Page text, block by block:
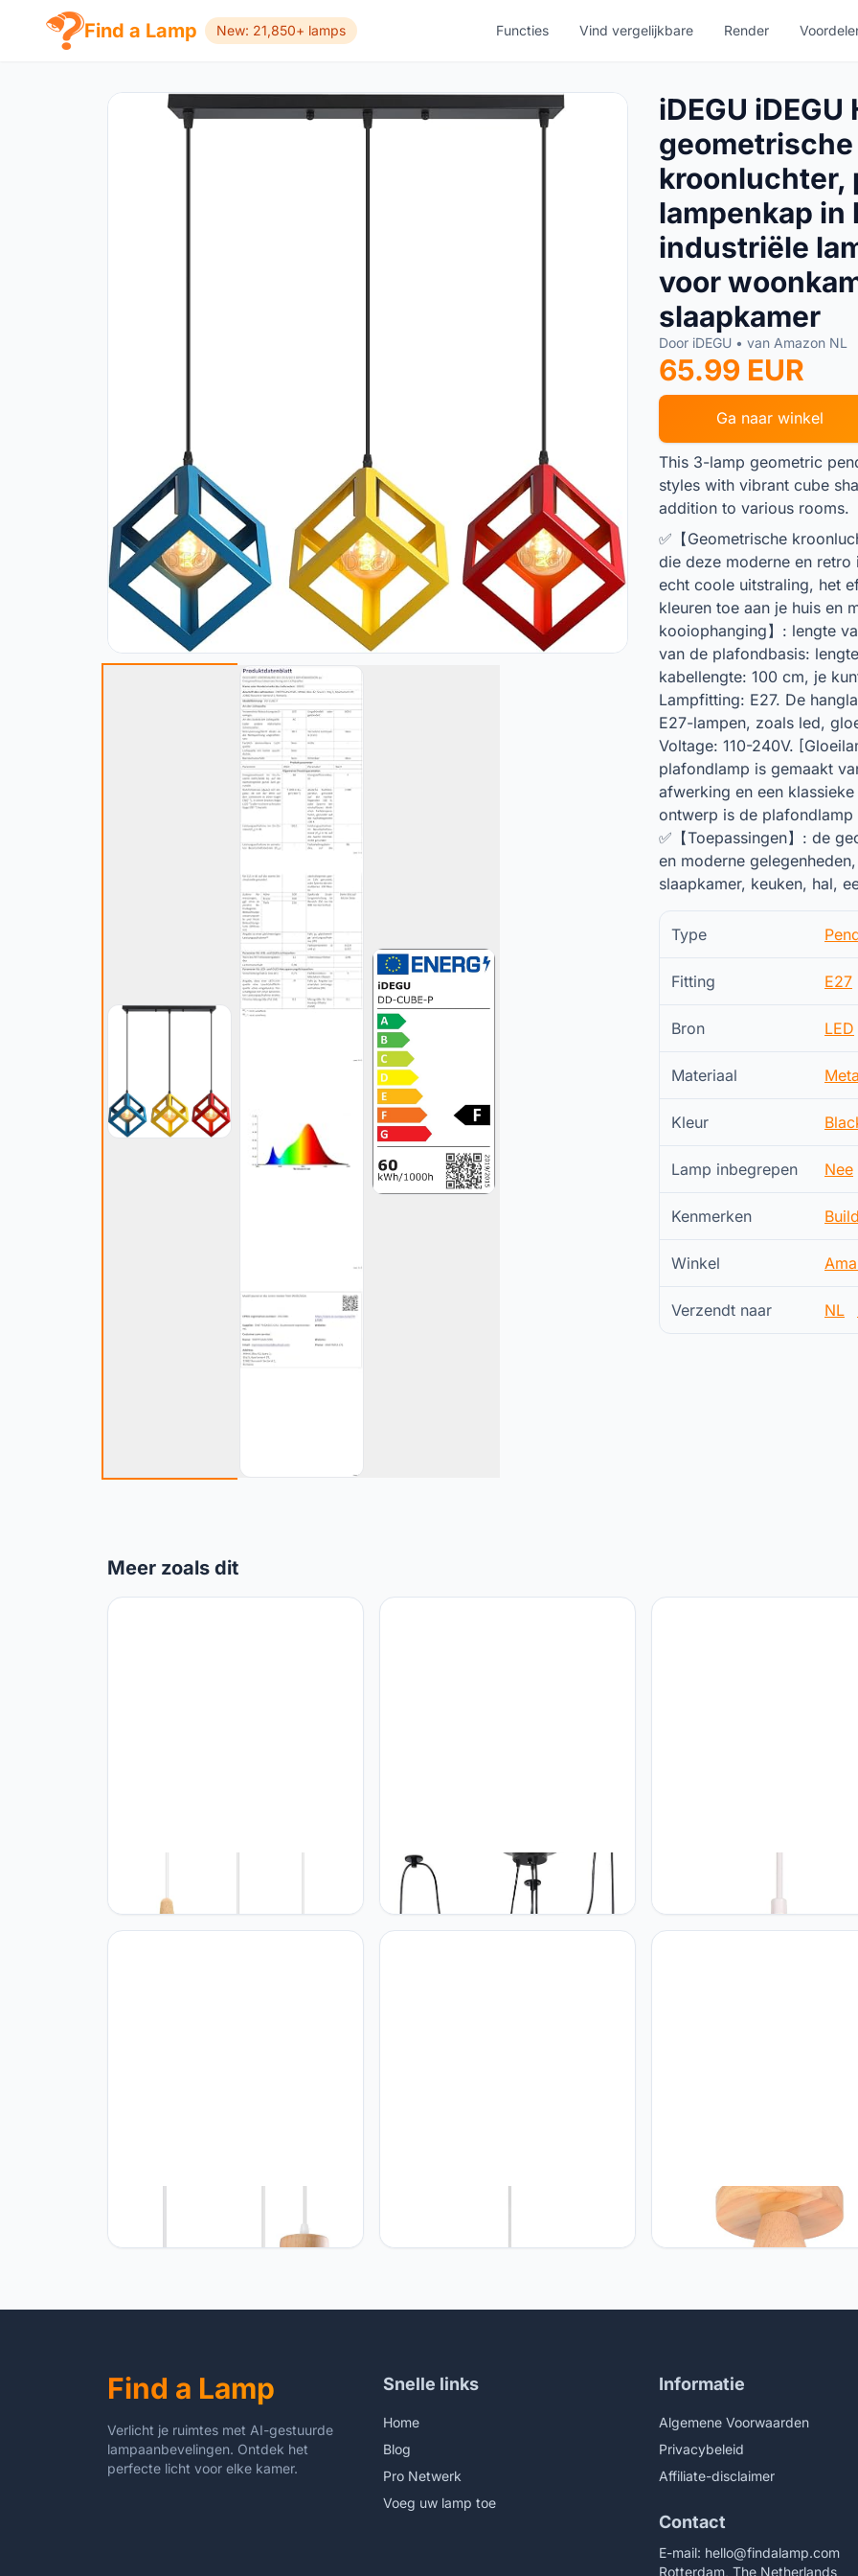
Find a Lamp New: 21,850+ lamps Functies Vind vergelijkbare Render
iDEGU
kroonluchter,
lampenkap in
industriële
voor
slaapkamer
Door iDEGU • van Amazon NL
65.99 EUR
Ga naar winkel
This 3-lamp geometric
styles with vibrant cube
addition to various rooms.
✅【Geometrische
die deze moderne en retro
echt coole uitstraling, het
kleuren toe aan je huis en
kooiophanging】: lengte
van de plafondbasis:
kabellengte: 100 cm, je
Lampfitting: E27. De
E27-lampen, zoals led,
Voltage: 110-240V.
plafondlamp is gemaakt
afwerking en een
ontwerp is de
✅【Toepassingen】: de
en moderne
slaapkamer, keuken, hal,
Type
Fitting E27
Bron LED
Materiaal
Kleur
Lamp inbegrepen Nee
Kenmerken
Winkel
Verzendt naar NL
Meer zoals dit
druppelstijl, hoed, plafondlamp, E27,
metaal, hout, plafondlamp voor
iDEGU iDEGU Moderne en retro
kroonluchter, hanglamp, 3 armen,
hanglamp, doe-het-zelf, creatief,
spin, verstelbaar, 150 cm, vintage
hout, Boheemse stijl,
vintage hanglamp voor
industriële kroonluchter, van hout,
metaal, retro, plafondlamp, kooi-
plafondlamp, kroonluchter, veer, wit,
iDEGU iDEGU Industriële
plafondlamp, 22 cm, vintage,
retro kroonluchter, hanglamp
Find a Lamp
Verlicht je ruimtes met AI-gestuurde
lampaanbevelingen. Ontdek het
perfecte licht voor elke kamer.
Snelle links
Home
Blog
Pro Netwerk
Voeg uw lamp toe
Informatie
Algemene Voorwaarden
Privacybeleid
Affiliate-disclaimer
Contact
E-mail: hello@findalamp.com
Rotterdam, The Netherlands